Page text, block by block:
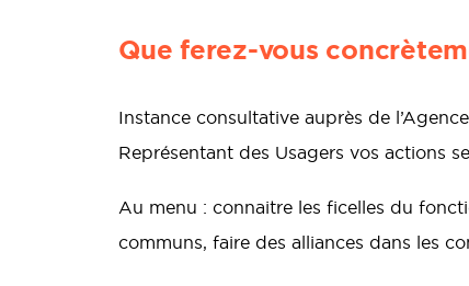
Que ferez-vous
Instance consultative auprès de
Représentant des Usagers vos actions
Au menu : connaitre les ficelles du
communs, faire des alliances dans les